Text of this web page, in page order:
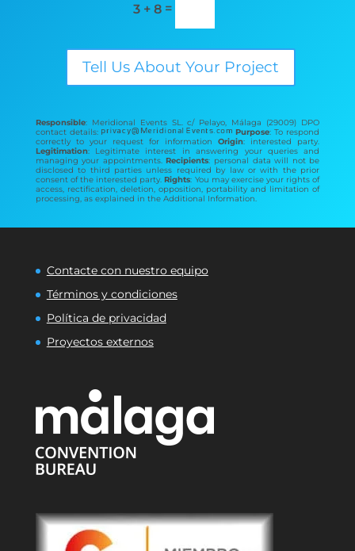
3 + 8 =
Tell Us About Your Project
Responsible: Meridional Events SL. c/ Pelayo, Málaga (29009) DPO
contact details:
Purpose: To respond
correctly to your request for informationOrigin: interested party.
Legitimation: Legitimate interest in answering your queries and
managing your appointments.Recipients: personal data will not be
disclosed to third parties unless required by law or with the prior
consent of the interested party.Rights: You may exercise your rights of
access, rectification, deletion, opposition, portability and limitation of
processing, as explained in the Additional Information.
Contacte con nuestro equipo
Términos y condiciones
Política de privacidad
Proyectos externos